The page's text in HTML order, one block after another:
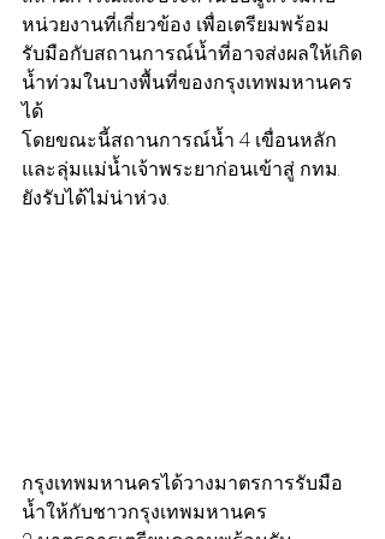
หน่วยงานที่เกี่ยวข้อง เพื่อเตรียมพร้อม
รับมือกับสถานการณ์น้ำที่อาจส่งผลให้เกิด
น้ำท่วมในบางพื้นที่ของกรุงเทพมหานคร
ได้
โดยขณะนี้สถานการณ์น้ำ 4 เขื่อนหลัก
และลุ่มแม่น้ำเจ้าพระยาก่อนเข้าสู่ กทม.
ยังรับได้ไม่น่าห่วง.
กรุงเทพมหานครได้วางมาตรการรับมือ
น้ำให้กับชาวกรุงเทพมหานคร